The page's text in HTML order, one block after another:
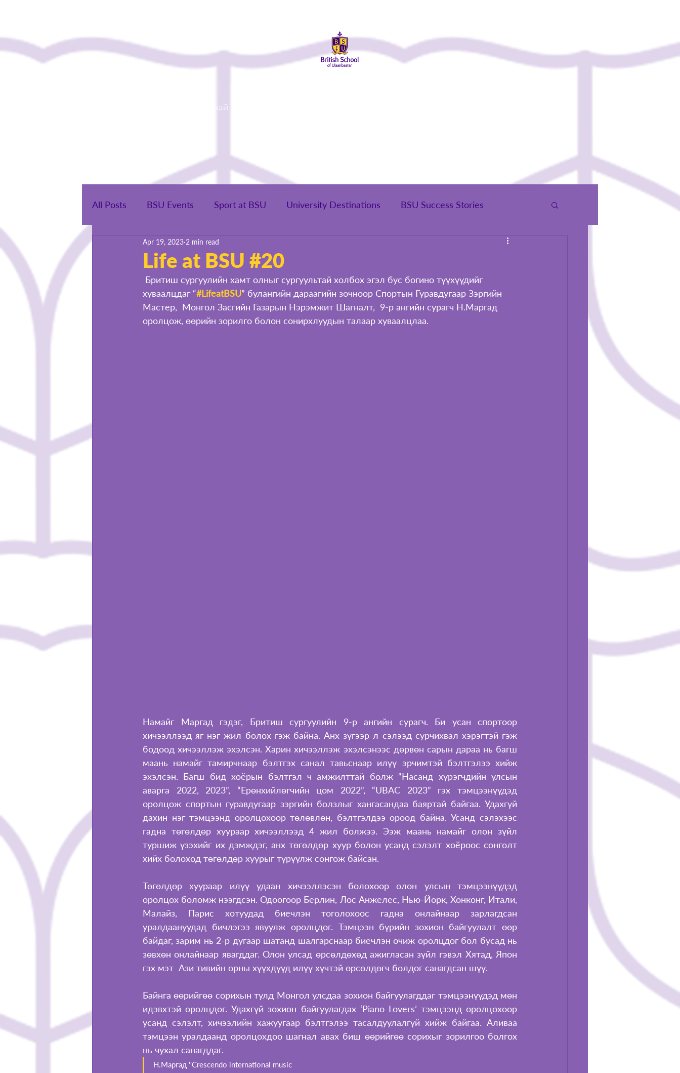
Бидний тухай
All Posts BSU Events Sport at BSU University Destinations BSU Success Stories
Life at BSU
Life at BSU #20
Apr 19, 2023 2 min read
хуваалцдаг “#LifeatBSU” булангийн дараагийн зочноор Спортын Гуравдугаар Зэргийн
Мастер,  Монгол Засгийн Газарын Нэрэмжит Шагналт,  9-р ангийн сурагч Н.Маргад
оролцож, өөрийн зорилго болон сонирхлуудын талаар хуваалцлаа.
Намайг Маргад гэдэг, Бритиш сургуулийн 9-р ангийн сурагч. Би усан спортоор
хичээллээд яг нэг жил болох гэж байна. Анх зүгээр л сэлээд сурчихвал хэрэгтэй гэж
бодоод хичээллэж эхэлсэн. Харин хичээллэж эхэлсэнээс дөрвөн сарын дараа нь багш
маань намайг тамирчнаар бэлтгэх санал тавьснаар илүү эрчимтэй бэлтгэлээ хийж
эхэлсэн. Багш бид хоёрын бэлтгэл ч амжилттай болж “Насанд хүрэгчдийн улсын
аварга 2022, 2023”, “Ерөнхийлөгчийн цом 2022”, “UBAC 2023” гэх тэмцээнүүдэд
оролцож спортын гуравдугаар зэргийн болзлыг хангасандаа баяртай байгаа. Удахгүй
дахин нэг тэмцээнд оролцохоор төлөвлөн, бэлтгэлдээ ороод байна. Усанд сэлэхээс
гадна төгөлдөр хуураар хичээллээд 4 жил болжээ. Ээж маань намайг олон зүйл
туршиж үзэхийг их дэмждэг, анх төгөлдөр хуур болон усанд сэлэлт хоёроос сонголт
хийх болоход төгөлдөр хуурыг түрүүлж сонгож байсан.
Төгөлдөр хуураар илүү удаан хичээллэсэн болохоор олон улсын тэмцээнүүдэд
оролцох боломж нээгдсэн. Одоогоор Берлин, Лос Анжелес, Нью-Йорк, Хонконг, Итали,
Малайз, Парис хотуудад биечлэн тоголохоос гадна онлайнаар зарлагдсан
уралдаануудад бичлэгээ явуулж оролцдог. Тэмцээн бүрийн зохион байгуулалт өөр
байдаг, зарим нь 2-р дугаар шатанд шалгарснаар биечлэн очиж оролцдог бол бусад нь
зөвхөн онлайнаар явагддаг. Олон улсад өрсөлдөхөд ажигласан зүйл гэвэл Хятад, Япон
гэх мэт  Ази тивийн орны хүүхдүүд илүү хүчтэй өрсөлдөгч болдог санагдсан шүү.
Байнга өөрийгөө сорихын тулд Монгол улсдаа зохион байгуулагддаг тэмцээнүүдэд мөн
идэвхтэй оролцдог. Удахгүй зохион байгуулагдах ‘Piano Lovers’ тэмцээнд оролцохоор
усанд сэлэлт, хичээлийн хажуугаар бэлтгэлээ тасалдуулалгүй хийж байгаа. Аливаа
тэмцээн уралдаанд оролцохдоо шагнал авах биш өөрийгөө сорихыг зорилгоо болгох
нь чухал санагддаг.
Н.Маргад ''Crescendo international music